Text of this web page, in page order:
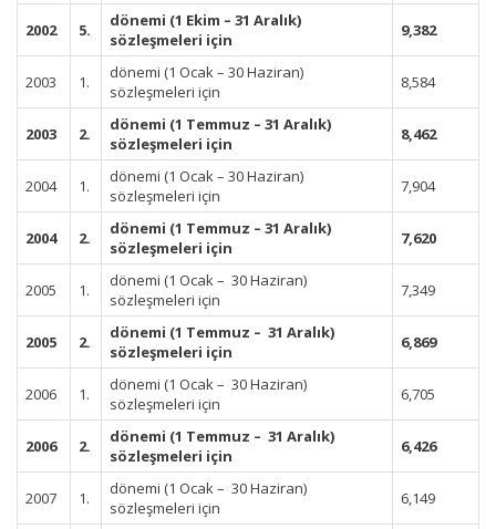
2002 5.
dönemi (1 Ekim – 31 Aralık)
sözleşmeleri için
9,382
2003 1.
dönemi (1 Ocak – 30 Haziran)
sözleşmeleri için
8,584
2003 2.
dönemi (1 Temmuz – 31 Aralık)
sözleşmeleri için
8,462
2004 1.
dönemi (1 Ocak – 30 Haziran)
sözleşmeleri için
7,904
2004 2.
dönemi (1 Temmuz – 31 Aralık)
sözleşmeleri için
7,620
2005 1.
dönemi (1 Ocak – 30 Haziran)
sözleşmeleri için
7,349
2005 2.
dönemi (1 Temmuz – 31 Aralık)
sözleşmeleri için
6,869
2006 1.
dönemi (1 Ocak – 30 Haziran)
sözleşmeleri için
6,705
2006 2.
dönemi (1 Temmuz – 31 Aralık)
sözleşmeleri için
6,426
2007 1.
dönemi (1 Ocak – 30 Haziran)
sözleşmeleri için
6,149